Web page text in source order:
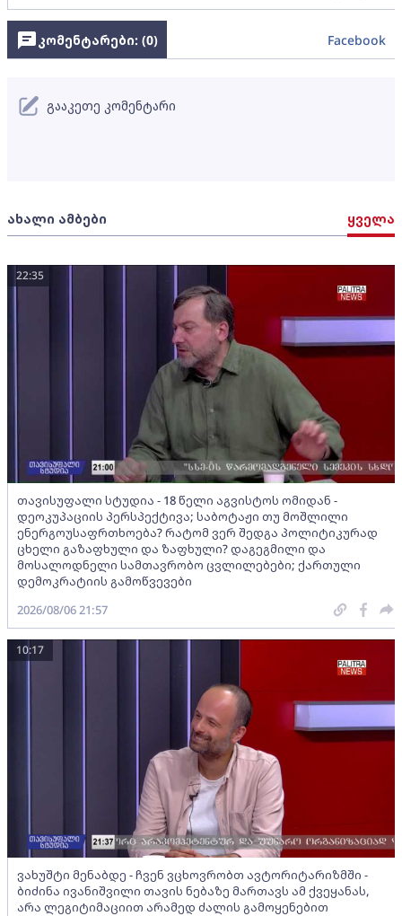
ახალი ამბები ყველა
თავისუფალი სტუდია - 18 წელი აგვისტოს ომიდან -
დეოკუპაციის პერსპექტივა; საბოტაჟი თუ მოშლილი
ენერგოუსაფრთხოება? რატომ ვერ შედგა პოლიტიკურად
ცხელი გაზაფხული და ზაფხული? დაგეგმილი და
მოსალოდნელი სამთავრობო ცვლილებები; ქართული
დემოკრატიის გამოწვევები
22:35
2026/08/06 21:57
ვახუშტი მენაბდე - ჩვენ ვცხოვრობთ ავტორიტარიზმში -
ბიძინა ივანიშვილი თავის ნებაზე მართავს ამ ქვეყანას,
არა ლეგიტიმაციით არამედ ძალის გამოყენებით
10:17
კომენტარები: (0) Facebook
გააკეთე კომენტარი